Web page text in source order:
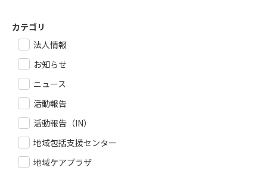
カテゴリ
法人情報
お知らせ
ニュース
活動報告
活動報告（IN）
地域包括支援センター
地域ケアプラザ